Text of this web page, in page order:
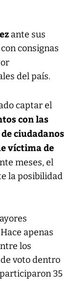
ante sus
consignas
del país.
captar el
con las
ciudadanos
víctima de
meses, el
la posibilidad
apenas
los
voto dentro
35